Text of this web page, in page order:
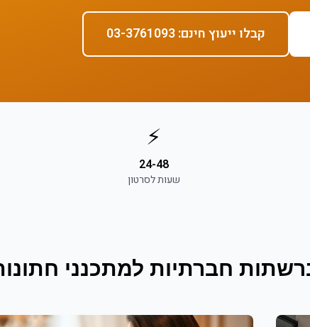
קבלו ייעוץ חינם: 03-3761093
⚡
24-48
שעות לסרטון
חברתיות למתכנני